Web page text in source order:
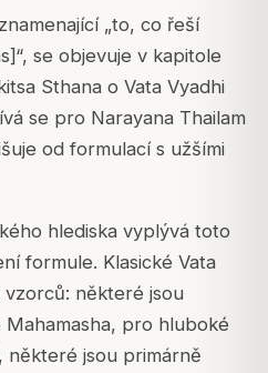
„to, co řeší
se objevuje v kapitole
Sthana o Vata Vyadhi
se pro Narayana Thailam
od formulací s užšími
hlediska vyplývá toto
formule. Klasické Vata
některé jsou
pro hluboké
některé jsou primárně